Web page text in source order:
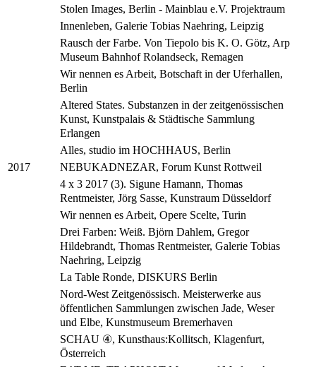
Stolen Images, Berlin - Mainblau e.V. Projektraum
Innenleben, Galerie Tobias Naehring, Leipzig
Rausch der Farbe. Von Tiepolo bis K. O. Götz, Arp
Museum Bahnhof Rolandseck, Remagen
Wir nennen es Arbeit, Botschaft in der Uferhallen,
Berlin
Altered States. Substanzen in der zeitgenössischen
Kunst, Kunstpalais & Städtische Sammlung
Erlangen
Alles, studio im HOCHHAUS, Berlin
2017
NEBUKADNEZAR, Forum Kunst Rottweil
4 x 3 2017 (3). Sigune Hamann, Thomas
Rentmeister, Jörg Sasse, Kunstraum Düsseldorf
Wir nennen es Arbeit, Opere Scelte, Turin
Drei Farben: Weiß. Björn Dahlem, Gregor
Hildebrandt, Thomas Rentmeister, Galerie Tobias
Naehring, Leipzig
La Table Ronde, DISKURS Berlin
Nord-West Zeitgenössisch. Meisterwerke aus
öffentlichen Sammlungen zwischen Jade, Weser
und Elbe, Kunstmuseum Bremerhaven
SCHAU ④, Kunsthaus:Kollitsch, Klagenfurt,
Österreich